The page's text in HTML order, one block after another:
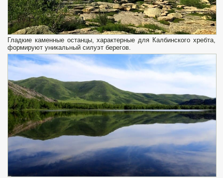
Гладкие каменные останцы, характерные для Калбинского хребта,
формируют уникальный силуэт берегов.